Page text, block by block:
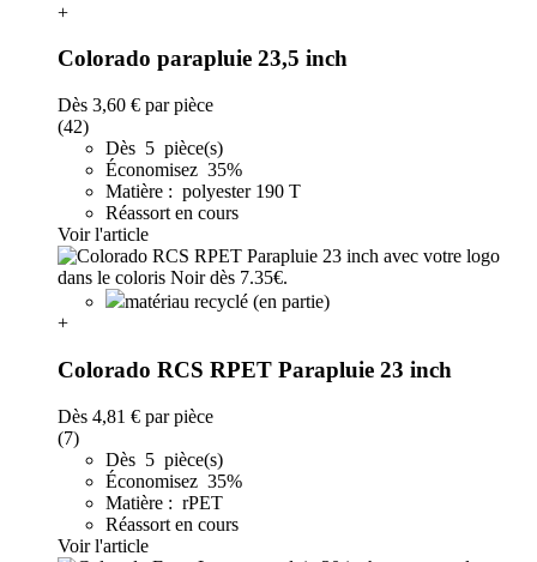
+
Colorado parapluie 23,5 inch
Dès 3,60 € par pièce
(42)
Dès 5 pièce(s)
Économisez 35%
Matière : polyester 190 T
Réassort en cours
Voir l'article
matériau recyclé (en partie)
+
Colorado RCS RPET Parapluie 23 inch
Dès 4,81 € par pièce
(7)
Dès 5 pièce(s)
Économisez 35%
Matière : rPET
Réassort en cours
Voir l'article